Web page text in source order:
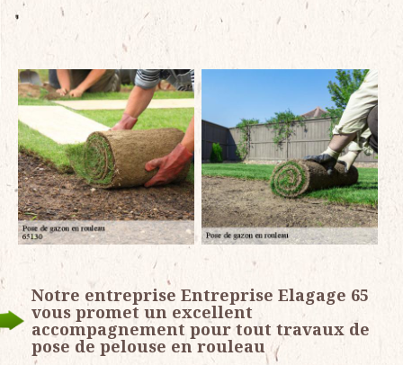
Notre entreprise Entreprise Elagage 65
vous promet un excellent
accompagnement pour tout travaux de
pose de pelouse en rouleau